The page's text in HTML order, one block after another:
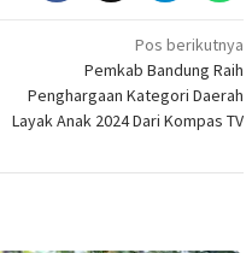
Pos berikutnya
Pemkab Bandung Raih
Penghargaan Kategori Daerah
Layak Anak 2024 Dari Kompas TV